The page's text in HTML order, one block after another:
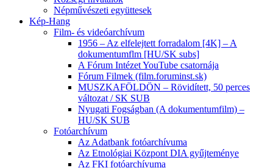
Népművészeti együttesek
Kép-Hang
Film- és videóarchívum
1956 – Az elfelejtett forradalom [4K] – A
dokumentumflm [HU/SK subs]
A Fórum Intézet YouTube csatornája
Fórum Filmek (film.foruminst.sk)
MUSZKAFÖLDÖN – Rövidített, 50 perces
változat / SK SUB
Nyugati Fogságban (A dokumentumfilm) –
HU/SK SUB
Fotóarchívum
Az Adatbank fotóarchívuma
Az Etnológiai Központ DIA gyűjteménye
Az FKI fotóarchívuma